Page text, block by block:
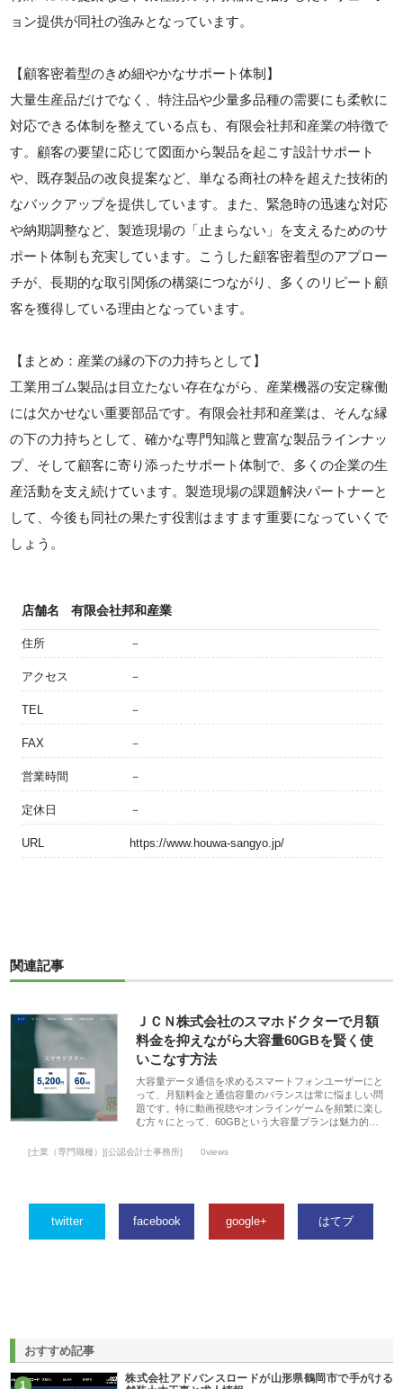
ョン提供が同社の強みとなっています。
【顧客密着型のきめ細やかなサポート体制】
大量生産品だけでなく、特注品や少量多品種の需要にも柔軟に
対応できる体制を整えている点も、有限会社邦和産業の特徴で
す。顧客の要望に応じて図面から製品を起こす設計サポート
や、既存製品の改良提案など、単なる商社の枠を超えた技術的
なバックアップを提供しています。また、緊急時の迅速な対応
や納期調整など、製造現場の「止まらない」を支えるためのサ
ポート体制も充実しています。こうした顧客密着型のアプロー
チが、長期的な取引関係の構築につながり、多くのリピート顧
客を獲得している理由となっています。
【まとめ：産業の縁の下の力持ちとして】
工業用ゴム製品は目立たない存在ながら、産業機器の安定稼働
には欠かせない重要部品です。有限会社邦和産業は、そんな縁
の下の力持ちとして、確かな専門知識と豊富な製品ラインナッ
プ、そして顧客に寄り添ったサポート体制で、多くの企業の生
産活動を支え続けています。製造現場の課題解決パートナーと
して、今後も同社の果たす役割はますます重要になっていくで
しょう。
店舗名 有限会社邦和産業
住所 －
アクセス －
TEL －
FAX －
営業時間 －
定休日 －
URL https://www.houwa-sangyo.jp/
関連記事
ＪＣＮ株式会社のスマホドクターで月額
料金を抑えながら大容量60GBを賢く使
いこなす方法
大容量データ通信を求めるスマートフォンユーザーにと
って、月額料金と通信容量のバランスは常に悩ましい問
題です。特に動画視聴やオンラインゲームを頻繁に楽し
む方々にとって、60GBという大容量プランは魅力的…
[士業（専門職種）][公認会計士事務所] 0views
twitter facebook google+ はてブ
おすすめ記事
1
株式会社アドバンスロードが山形県鶴岡市で手がける